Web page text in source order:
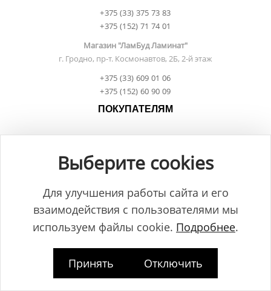
+375 (33) 375 73 83
+375 (152) 71 74 01
Магазин "ЛамБуд Ламинат"
г. Гродно, пр-т. Космонавтов, 2Б, 2-й этаж
+375 (33) 609 01 06
+375 (152) 60 90 09
ПОКУПАТЕЛЯМ
Рассрочка и кредит
Доставка
Условия возврата
Контакты
Правила поклейки обоев
Выберите cookies
Для улучшения работы сайта и его
взаимодействия с пользователями мы
используем файлы cookie. Подробнее.
Принять Отключить